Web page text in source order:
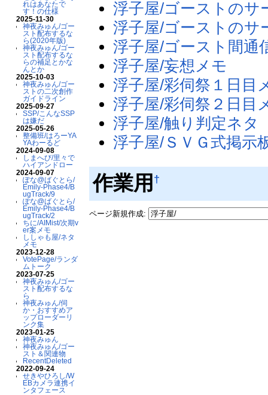
れはあなたで
す！の仕様
2025-11-30
神夜みゅん/ゴー
スト配布するな
ら(2020年版)
神夜みゅん/ゴー
スト配布するな
らの補足とかな
んとか
2025-10-03
神夜みゅん/ゴー
ストの二次創作
ガイドライン
2025-09-27
SSP/こんなSSP
は嫌だ
2025-05-26
整備班/はろーYA
YAわーるど
2024-09-08
しまへび/里々で
ハイアンドロー
2024-09-07
ぽな@ばぐとら/
Emily-Phase4/B
ugTrack/9
ぽな@ばぐとら/
Emily-Phase4/B
ugTrack/2
ちに/AIMist/次期v
er案メモ
ししゃも屋/ネタ
メモ
2023-12-28
VotePage/ランダ
ムトーク
2023-07-25
神夜みゅん/ゴー
スト配布するな
ら
神夜みゅん/伺
か・おすすめア
ップローダーリ
ンク集
2023-01-25
神夜みゅん
神夜みゅん/ゴー
スト＆関連物
RecentDeleted
2022-09-24
せきやひろし/W
EBカメラ連携イ
ンタフェース
浮子屋/ゴーストのサ
浮子屋/ゴーストのサ
浮子屋/ゴースト間通
浮子屋/妄想メモ
浮子屋/彩伺祭１日目
浮子屋/彩伺祭２日目
浮子屋/触り判定ネタ
浮子屋/ＳＶＧ式掲示
作業用 †
ページ新規作成: